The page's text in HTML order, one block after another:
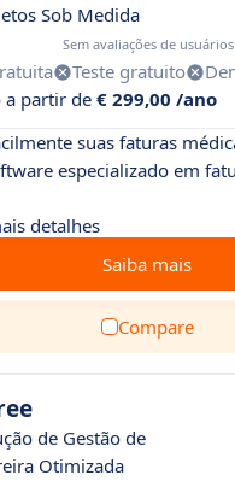
Sob Medida
Sem avaliações de usuários
Teste gratuito
a partir de € 299,00 /ano
suas faturas
especializado em
detalhes
Saiba mais
Compare
de Gestão de
Otimizada